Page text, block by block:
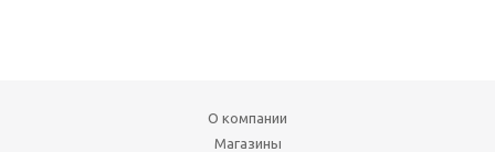
О компании
Магазины